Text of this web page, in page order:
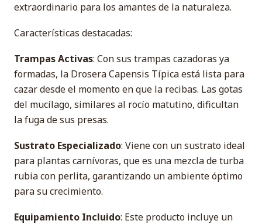
extraordinario para los amantes de la naturaleza.
Características destacadas:
Trampas Activas: Con sus trampas cazadoras ya
formadas, la Drosera Capensis Típica está lista para
cazar desde el momento en que la recibas. Las gotas
del mucílago, similares al rocío matutino, dificultan
la fuga de sus presas.
Sustrato Especializado: Viene con un sustrato ideal
para plantas carnívoras, que es una mezcla de turba
rubia con perlita, garantizando un ambiente óptimo
para su crecimiento.
Equipamiento Incluido: Este producto incluye un